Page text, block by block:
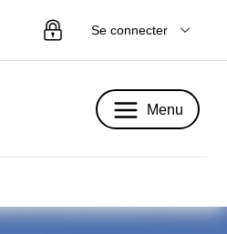
Se connecter
Menu